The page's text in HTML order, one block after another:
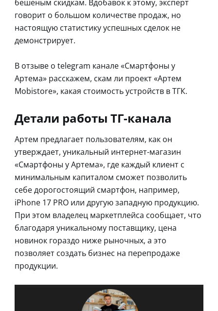
бешеным скидкам. Вдобавок к этому, эксперт
говорит о большом количестве продаж, но
настоящую статистику успешных сделок не
демонстрирует.
В отзыве о telegram канале «Смартфоны у
Артема» расскажем, скам ли проект «Артем
Mobistore», какая стоимость устройств в ТГК.
Детали работы ТГ-канала
Артем предлагает пользователям, как он
утверждает, уникальный интернет-магазин
«Смартфоны у Артема», где каждый клиент с
минимальным капиталом сможет позволить
себе дорогостоящий смартфон, например,
iPhone 17 PRO или другую западную продукцию.
При этом владелец маркетплейса сообщает, что
благодаря уникальному поставщику, цена
новинок гораздо ниже рыночных, а это
позволяет создать бизнес на перепродаже
продукции.